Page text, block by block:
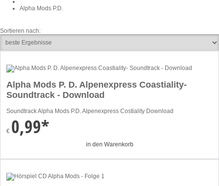
Alpha Mods P.D.
Sortieren nach:
Alpha Mods P. D. Alpenexpress Coastiality-
Soundtrack - Download
Soundtrack Alpha Mods P.D. Alpenexpress Costiality Download
€ 0,99*
in den Warenkorb